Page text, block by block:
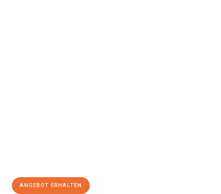
ANGEBOT ERHALTEN